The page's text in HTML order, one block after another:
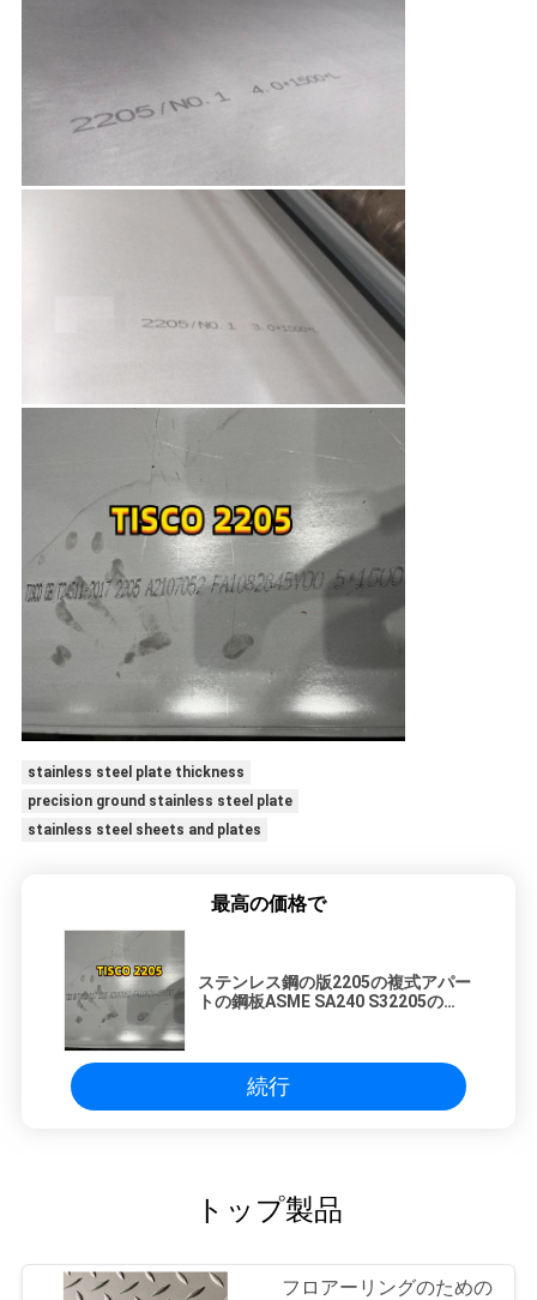
stainless steel plate thickness
precision ground stainless steel plate
stainless steel sheets and plates
最高の価格で
ステンレス鋼の版2205の複式アパー
トの鋼板ASME SA240 S32205の
続行
トップ製品
フロアーリングのための